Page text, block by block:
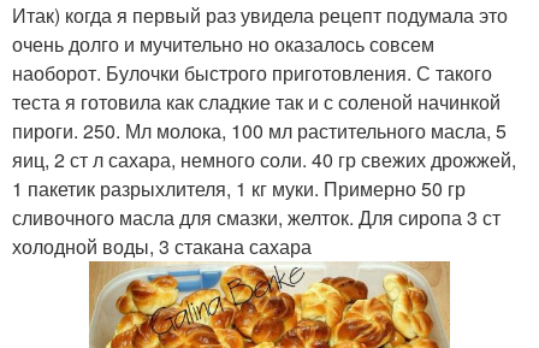
Итак) когда я первый раз увидела рецепт подумала это
очень долго и мучительно но оказалось совсем
наоборот. Булочки быстрого приготовления. С такого
теста я готовила как сладкие так и с соленой начинкой
пироги. 250. Мл молока, 100 мл растительного масла, 5
яиц, 2 ст л сахара, немного соли. 40 гр свежих дрожжей,
1 пакетик разрыхлителя, 1 кг муки. Примерно 50 гр
сливочного масла для смазки, желток. Для сиропа 3 ст
холодной воды, 3 стакана сахара